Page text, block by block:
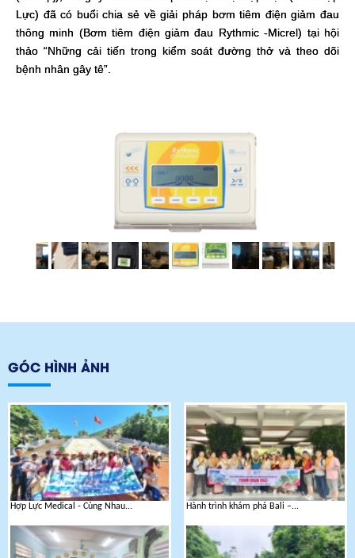
Lực) đã có buổi chia sẻ về giải pháp bơm tiêm điện giảm đau
thông minh (Bơm tiêm điện giảm đau Rythmic -Micrel) tại hội
thảo “Những cải tiến trong kiểm soát đường thở và theo dõi
bệnh nhân gây tê”.
GÓC HÌNH ẢNH
Hợp Lực Medical - Cùng Nhau... Hành trình khám phá Bali –...